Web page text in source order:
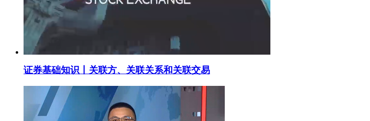
证券基础知识丨关联方、关联关系和关联交易